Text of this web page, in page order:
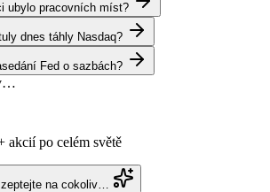
ubylo pracovních míst?
dnes táhly Nasdaq?
Fed o sazbách?
akcií po celém světě
zeptejte na cokoliv…